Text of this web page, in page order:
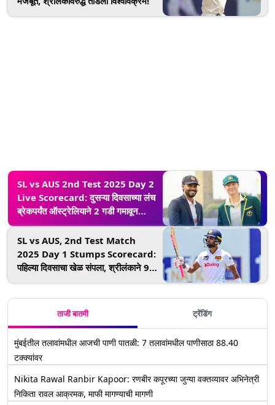
SL vs AUS 2nd Test 2025 Day 2
Live Scorecard: दुसऱ्या दिवसाच्या लंच
ब्रेकपर्यंत ऑस्ट्रेलियाने 2 गडी गमावून
जोडल्या 85 धावा, श्रीलंकेचा पहिला डाव
257 धावांवर आटोपला, पाहा सामन्याचे लाईव्ह
स्कोअरकार्ड
SL vs AUS, 2nd Test Match
2025 Day 1 Stumps Scorecard:
पहिल्या दिवसाचा खेळ संपला, श्रीलंकाने 9
अर्धशतके; येथे पाहा स्कोरकार्ड
ताजी बातमी ट्रेंडिंग
मुंबईतील तलावांमधील आजची पाणी पातळी: 7 तलावांमधील पाणीसाठा 88.40
टक्क्यांवर
Nikita Rawal Ranbir Kapoor: रणबीर कपूरच्या जुन्या वक्तव्यावर अभिनेत्री
निकिता रावल आक्रमक, माफी मागण्याची मागणी